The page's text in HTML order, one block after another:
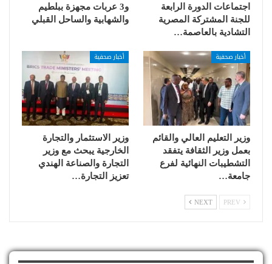
اجتماعات الدورة الرابعة
للجنة المشتركة المصرية
التشادية بالعاصمة…
و3 عربات مجهزة ببلطيم
والشهابية والساحل القبلي
أخبار صحفية
وزير التعليم العالي والقائم
بعمل وزير الثقافة يتفقد
التشطيبات النهائية لفرع
جامعة…
أخبار صحفية
وزير الاستثمار والتجارة
الخارجية يبحث مع وزير
التجارة والصناعة الهندي
تعزيز التجارة…
NEXT